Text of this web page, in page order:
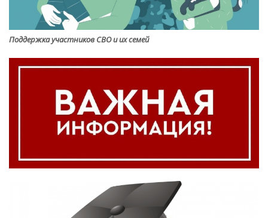
Поддержка участников СВО и их семей